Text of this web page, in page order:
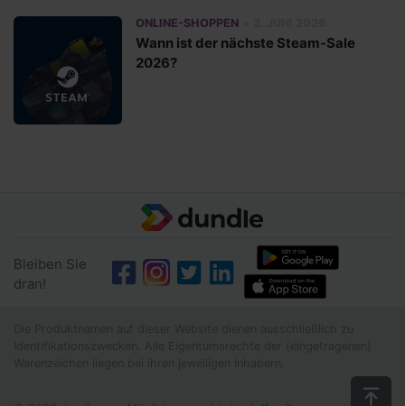
ONLINE-SHOPPEN
Wann ist der nächste Steam-Sale
2026?
Bleiben Sie
dran!